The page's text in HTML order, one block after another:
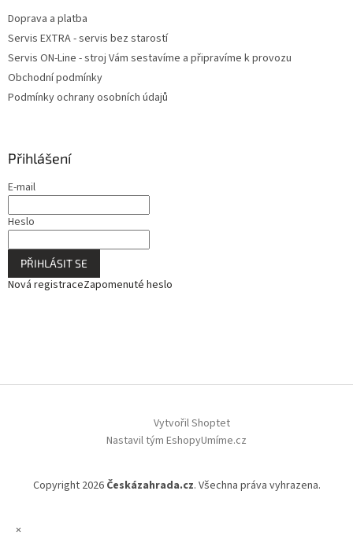
Doprava a platba
Servis EXTRA - servis bez starostí
Servis ON-Line - stroj Vám sestavíme a připravíme k provozu
Obchodní podmínky
Podmínky ochrany osobních údajů
Přihlášení
E-mail
Heslo
PŘIHLÁSIT SE
Nová registraceZapomenuté heslo
Vytvořil Shoptet
Nastavil tým EshopyUmíme.cz
Copyright 2026 Českázahrada.cz. Všechna práva vyhrazena.
×